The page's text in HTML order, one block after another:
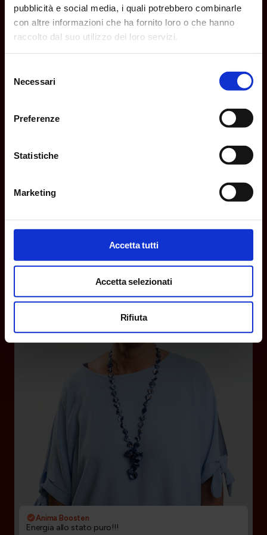
pubblicità e social media, i quali potrebbero combinarle
con altre informazioni che ha fornito loro o che hanno
raccolto dal suo utilizzo dei loro servizi.
delNecessari
Preferenze
Statistiche
Marketing
Accetta tutti
Accetta selezionati
Rifiuta
Anima Boosten
Energia allo stato puro!!!